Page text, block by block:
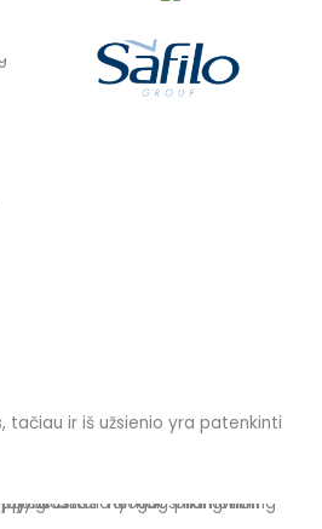
tačiau ir iš užsienio yra patenkinti